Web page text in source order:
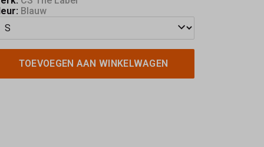
Blauw
TOEVOEGEN AAN WINKELWAGEN